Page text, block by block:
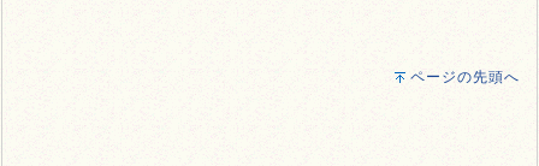
ページの先頭へ